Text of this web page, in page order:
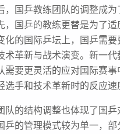
，国乒教练团队的调整成
，国乒的教练更替是为了
化的国际乒坛上，国乒需
术革新与战术演变。新一
需要更灵活的应对国际赛
选手和技术革新时的反应速
队的结构调整也体现了国
乒的管理模式较为单一，